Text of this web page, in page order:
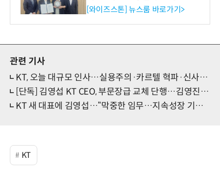
이터'에 DQ인증 최고 등급
[와이즈스톤] 뉴스룸 바로가기>
관련 기사
KT, 오늘 대규모 인사…실용주의·카르텔 혁파·신사업 방점
[단독] 김영섭 KT CEO, 부문장급 교체 단행…김영진·이선주·이현석 부문장 직무대행체제
KT 새 대표에 김영섭…“막중한 임무…지속성장 기반 다질 것”
KT